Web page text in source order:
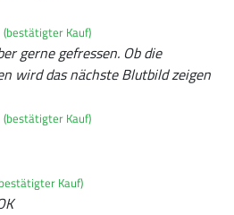
(bestätigter Kauf)
gerne gefressen. Ob die
wird das nächste Blutbild zeigen
(bestätigter Kauf)
Kauf)